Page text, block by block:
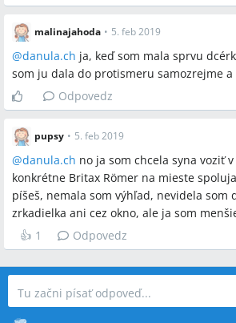
malinajahoda • 5. feb 2019
@danula.ch ja, keď som mala sprvu
som ju dala do protismeru samozrejme a
Odpovedz
pupsy • 5. feb 2019
@danula.ch no ja som chcela syna voziť
konkrétne Britax Römer na mieste
píšeš, nemala som výhľad, nevidela som
zrkadielka ani cez okno, ale ja som
👍 1 Odpovedz